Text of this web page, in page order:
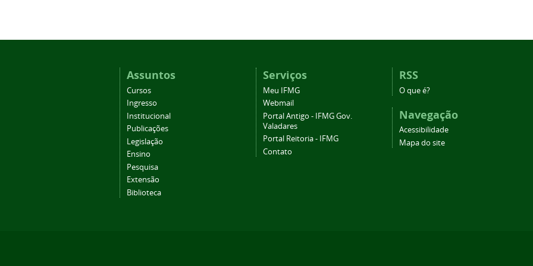
Assuntos
Cursos
Ingresso
Institucional
Publicações
Legislação
Ensino
Pesquisa
Extensão
Biblioteca
Serviços
Meu IFMG
Webmail
Portal Antigo - IFMG Gov.
Valadares
Portal Reitoria - IFMG
Contato
RSS
O que é?
Navegação
Acessibilidade
Mapa do site